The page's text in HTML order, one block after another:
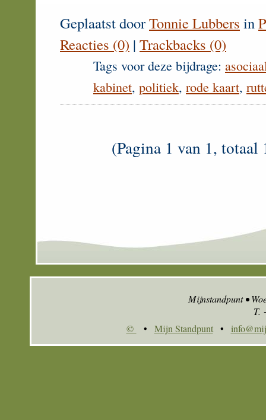
Geplaatst doorTonnie Lubbers in
Reacties (0) | Trackbacks (0)
Tags voor deze bijdrage:
kabinet, politiek, rode kaart,
(Pagina 1 van 1,
Mijnstandpunt •
T.
©
• Mijn Standpunt •